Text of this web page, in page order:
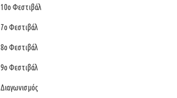
10o Φεστιβάλ
7o Φεστιβάλ
8ο Φεστιβάλ
9ο Φεστιβάλ
Διαγωνισμός